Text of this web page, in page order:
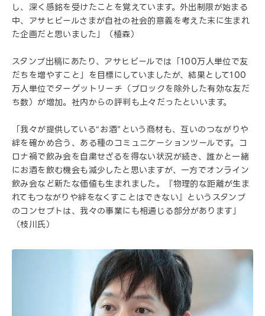
し、深く感銘を受けたことを覚えています。外出制限が始まる
中、アサヒビールさまが自社の社会的意義を考えた末に生まれ
た企画だと思いました」（植森）
スタンプ出稿にあたり、アサヒビールでは「100万人単位で友
だちを増やすこと」を目標にしていましたが、結果として100
万人単位でターゲットリーチ（ブロックを除外した有効な友だ
ち数）が増加。社内からの評判も上々だったといいます。
「我々が提供している“お酒”という商材も、互いのつながりや
絆を確かめ合う、ある種のコミュニケーションツールです。コ
ロナ禍で飲み会を自粛せざるを得ない状況が続き、誰かと一緒
にお酒を飲む機会も減少したと思いますが、一方でオンライン
飲み会など新たな価値も生まれました。『物理的な距離が生ま
れてもつながりや絆をなくすことはできない』というスタンプ
のコンセプトは、我々の事業にも相通じる部分があります」
（枝川氏）